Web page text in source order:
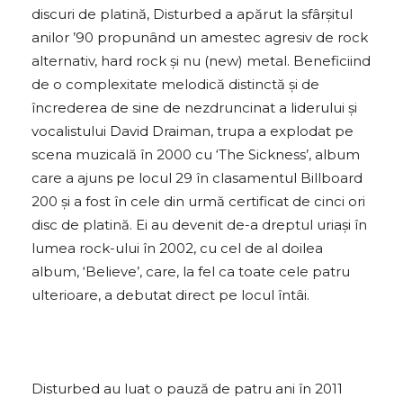
discuri de platină, Disturbed a apărut la sfârșitul
anilor ’90 propunând un amestec agresiv de rock
alternativ, hard rock și nu (new) metal. Beneficiind
de o complexitate melodică distinctă și de
încrederea de sine de nezdruncinat a liderului și
vocalistului David Draiman, trupa a explodat pe
scena muzicală în 2000 cu ‘The Sickness’, album
care a ajuns pe locul 29 în clasamentul Billboard
200 și a fost în cele din urmă certificat de cinci ori
disc de platină. Ei au devenit de-a dreptul uriași în
lumea rock-ului în 2002, cu cel de al doilea
album, ‘Believe’, care, la fel ca toate cele patru
ulterioare, a debutat direct pe locul întâi.
Disturbed au luat o pauză de patru ani în 2011